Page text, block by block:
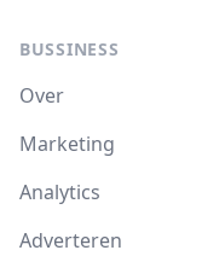
BUSSINESS
Over
Marketing
Analytics
Adverteren